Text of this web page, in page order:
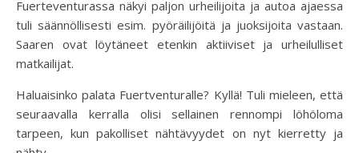
Fuerteventurassa näkyi paljon urheilijoita ja autoa ajaessa
tuli säännöllisesti esim. pyöräilijöitä ja juoksijoita vastaan.
Saaren ovat löytäneet etenkin aktiiviset ja urheilulliset
matkailijat.
Haluaisinko palata Fuertventuralle? Kyllä! Tuli mieleen, että
seuraavalla kerralla olisi sellainen rennompi löhöloma
tarpeen, kun pakolliset nähtävyydet on nyt kierretty ja